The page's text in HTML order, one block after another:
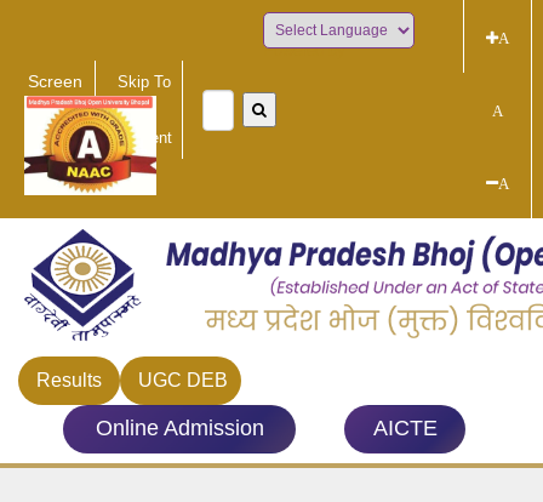
Screen
Reader
Access
Skip To
Main
Content
Powered by
A
A
A
Results UGC DEB
Online Admission AICTE